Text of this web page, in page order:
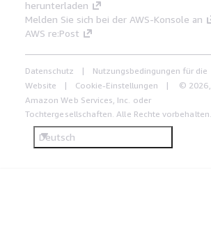
herunterladen
Melden Sie sich bei der AWS-Konsole an
AWS re:Post
Datenschutz
Nutzungsbedingungen für die
Website
Cookie-Einstellungen
© 2026,
Amazon Web Services, Inc. oder
Tochtergesellschaften. Alle Rechte vorbehalten.
Deutsch